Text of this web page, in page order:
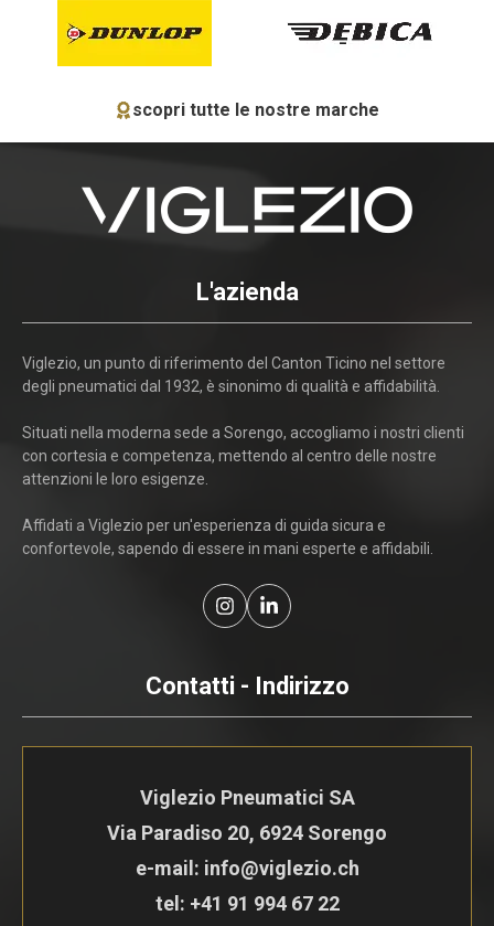
scopri tutte le nostre marche
L'azienda
Viglezio, un punto di riferimento del Canton Ticino nel settore
degli pneumatici dal 1932, è sinonimo di qualità e affidabilità.
Situati nella moderna sede a Sorengo, accogliamo i nostri clienti
con cortesia e competenza, mettendo al centro delle nostre
attenzioni le loro esigenze.
Affidati a Viglezio per un'esperienza di guida sicura e
confortevole, sapendo di essere in mani esperte e affidabili.
Contatti - Indirizzo
Viglezio Pneumatici SA
Via Paradiso 20, 6924 Sorengo
e-mail: info@viglezio.ch
tel: +41 91 994 67 22